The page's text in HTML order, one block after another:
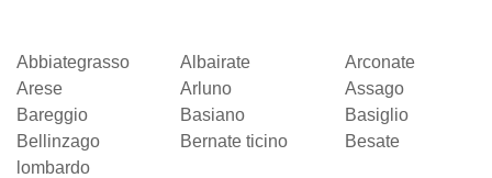
Abbiategrasso Albairate
Arconate
Arese
Arluno
Assago
Bareggio
Basiano
Basiglio
Bellinzago
lombardo
Bernate ticino Besate